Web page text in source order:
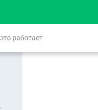
работает